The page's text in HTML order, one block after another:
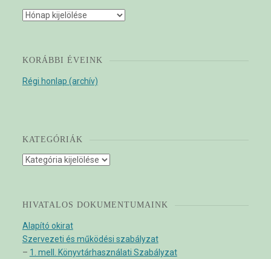
Archívum
KORÁBBI ÉVEINK
Régi honlap (archív)
KATEGÓRIÁK
Kategóriák
HIVATALOS DOKUMENTUMAINK
Alapító okirat
Szervezeti és működési szabályzat
– 1. mell. Könyvtárhasználati Szabályzat